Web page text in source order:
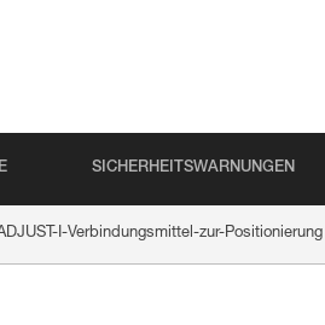
SICHERHEITSWARNUNGEN
I-Verbindungsmittel-zur-Positionierung